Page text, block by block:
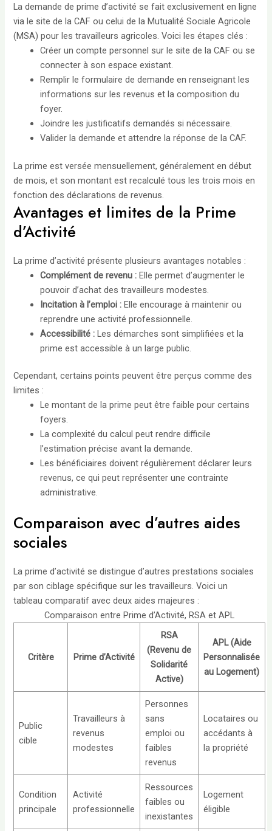
La demande de prime d’activité se fait exclusivement en ligne
via le site de la CAF ou celui de la Mutualité Sociale Agricole
(MSA) pour les travailleurs agricoles. Voici les étapes clés :
Créer un compte personnel sur le site de la CAF ou se
connecter à son espace existant.
Remplir le formulaire de demande en renseignant les
informations sur les revenus et la composition du
foyer.
Joindre les justificatifs demandés si nécessaire.
Valider la demande et attendre la réponse de la CAF.
La prime est versée mensuellement, généralement en début
de mois, et son montant est recalculé tous les trois mois en
fonction des déclarations de revenus.
Avantages et limites de la Prime
d’Activité
La prime d’activité présente plusieurs avantages notables :
Complément de revenu : Elle permet d’augmenter le
pouvoir d’achat des travailleurs modestes.
Incitation à l’emploi : Elle encourage à maintenir ou
reprendre une activité professionnelle.
Accessibilité : Les démarches sont simplifiées et la
prime est accessible à un large public.
Cependant, certains points peuvent être perçus comme des
limites :
Le montant de la prime peut être faible pour certains
foyers.
La complexité du calcul peut rendre difficile
l’estimation précise avant la demande.
Les bénéficiaires doivent régulièrement déclarer leurs
revenus, ce qui peut représenter une contrainte
administrative.
Comparaison avec d’autres aides
sociales
La prime d’activité se distingue d’autres prestations sociales
par son ciblage spécifique sur les travailleurs. Voici un
tableau comparatif avec deux aides majeures :
Comparaison entre Prime d’Activité, RSA et APL
Critère Prime d’Activité
RSA
(Revenu de
Solidarité
Active)
APL (Aide
Personnalisée
au Logement)
Public
cible
Travailleurs à
revenus
modestes
Personnes
sans
emploi ou
faibles
revenus
Locataires ou
accédants à
la propriété
Condition
principale
Activité
professionnelle
Ressources
faibles ou
inexistantes
Logement
éligible